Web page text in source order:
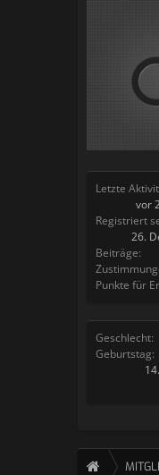
Letzte
vor
Registriert
26.
Beiträge:
Punkte für
Geschlecht:
Geburtstag: